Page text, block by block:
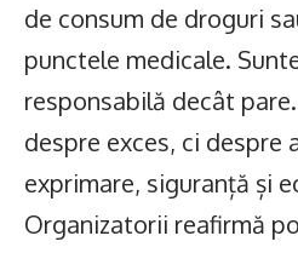
de consum de droguri
punctele medicale.
responsabilă decât
despre exces, ci despre
exprimare, siguranță și
Organizatorii reafirmă